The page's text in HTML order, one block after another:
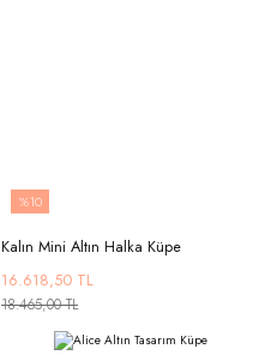
%10
Kalın Mini Altın Halka Küpe
16.618,50 TL
18.465,00 TL